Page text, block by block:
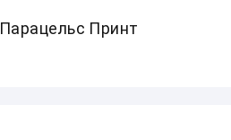
Парацельс Принт